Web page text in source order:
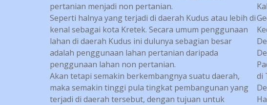
pertanian menjadi non pertanian.
Seperti halnya yang terjadi di daerah Kudus atau lebih di
kenal sebagai kota Kretek. Secara umum penggunaan
lahan di daerah Kudus ini dulunya sebagian besar
adalah penggunaan lahan pertanian daripada
penggunaan lahan non pertanian.
Akan tetapi semakin berkembangnya suatu daerah,
maka semakin tinggi pula tingkat pembangunan yang
terjadi di daerah tersebut, dengan tujuan untuk
di